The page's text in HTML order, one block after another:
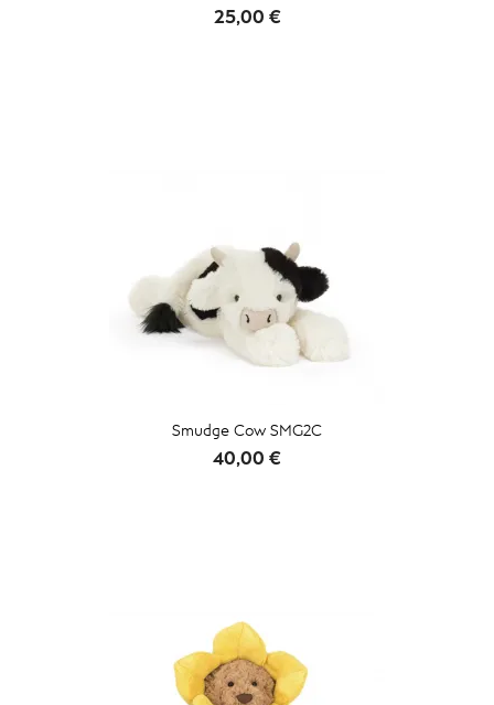
Prix
25,00 €
Smudge Cow SMG2C
Prix
40,00 €